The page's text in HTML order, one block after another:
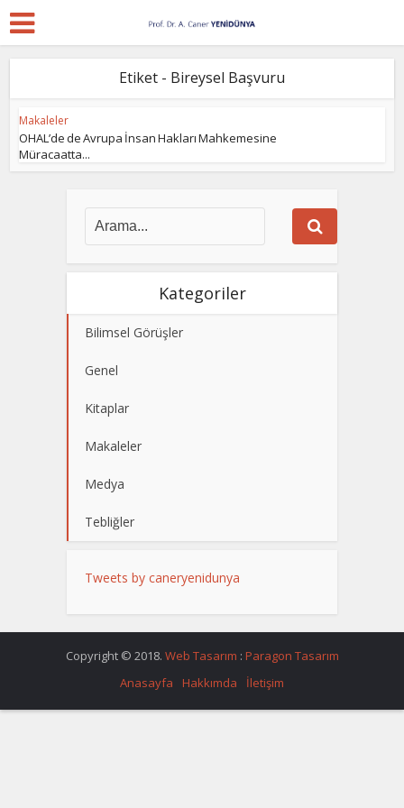
Etiket - Bireysel Başvuru
Makaleler
OHAL’de de Avrupa İnsan Hakları Mahkemesine
Müracaatta...
Kategoriler
Bilimsel Görüşler
Genel
Kitaplar
Makaleler
Medya
Tebliğler
Tweets by caneryenidunya
Copyright © 2018. Web Tasarım : Paragon Tasarım
Anasayfa
Hakkımda İletişim